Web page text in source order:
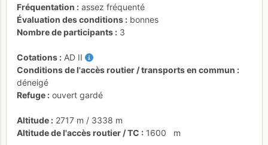
Fréquentation
assez fréquenté
Évaluation des conditions
bonnes
Nombre de participants
3
Cotations AD II
Conditions de l'accès routier / transports en commun
déneigé
Refuge
ouvert gardé
Altitude 2717 m / 3338 m
Altitude de l'accès routier / TC
1600 m